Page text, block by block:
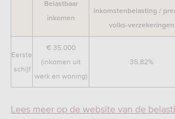
Belastbaar
inkomen
inkomstenbelasting /
volks-verzekeringen
Eerste
schijf
€ 35.000
(inkomen uit
werk en woning)
35,82%
Lees meer op de website van de